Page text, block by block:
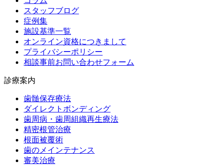
スタッフブログ
症例集
施設基準一覧
オンライン資格につきまして
プライバシーポリシー
相談事前お問い合わせフォーム
診療案内
歯髄保存療法
ダイレクトボンディング
歯周病・歯周組織再生療法
精密根管治療
根面被覆術
歯のメインテナンス
審美治療